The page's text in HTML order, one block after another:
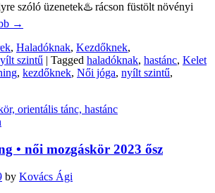
szóló üzenetek♨️ rácson füstölt növényi
→
, Haladóknak, Kezdőknek,
szintű | Tagged haladóknak, hastánc, Kelet
, kezdőknek, Női jóga, nyílt szintű,
• női mozgáskör 2023 ősz
by Kovács Ági